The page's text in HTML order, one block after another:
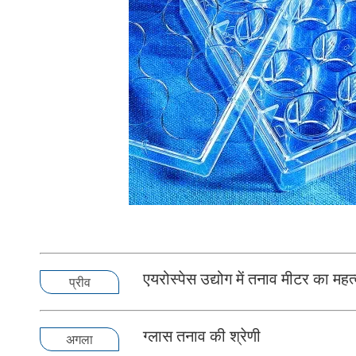
प्रीव एयरोस्पेस उद्योग में तनाव मीटर का
अगला ग्लास तनाव की श्रेणी